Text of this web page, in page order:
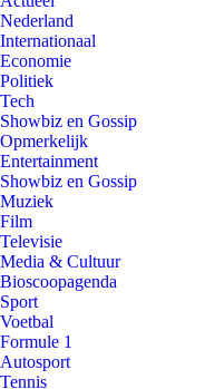
Nederland
Internationaal
Economie
Politiek
Tech
Showbiz en Gossip
Opmerkelijk
Entertainment
Showbiz en Gossip
Muziek
Film
Televisie
Media & Cultuur
Bioscoopagenda
Sport
Voetbal
Formule 1
Autosport
Tennis